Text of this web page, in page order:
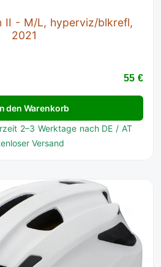
II - M/L, hyperviz/blkrefl,
2021
55 €
den Warenkorb
2–3 Werktage nach DE / AT
Versand